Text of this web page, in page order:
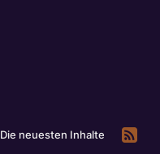
Die neuesten Inhalte